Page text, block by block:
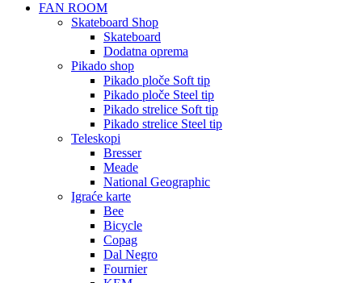
FAN ROOM
Skateboard Shop
Skateboard
Dodatna oprema
Pikado shop
Pikado ploče Soft tip
Pikado ploče Steel tip
Pikado strelice Soft tip
Pikado strelice Steel tip
Teleskopi
Bresser
Meade
National Geographic
Igraće karte
Bee
Bicycle
Copag
Dal Negro
Fournier